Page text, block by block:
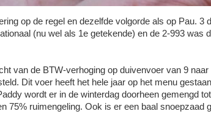
op de regel en dezelfde volgorde als op Pau. 3
(nu wel als 1e getekende) en de 2-993 was
van de BTW-verhoging op duivenvoer van 9
Dit voer heeft het hele jaar op het menu
wordt er in de winterdag doorheen gemengd
75% ruimengeling. Ook is er een baal snoepzaad